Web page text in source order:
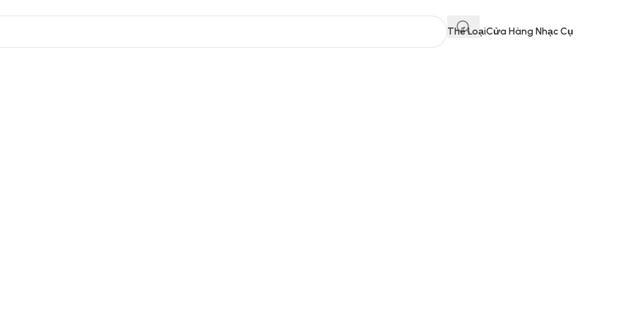
Thể LoạiCửa Hàng Nhạc Cụ